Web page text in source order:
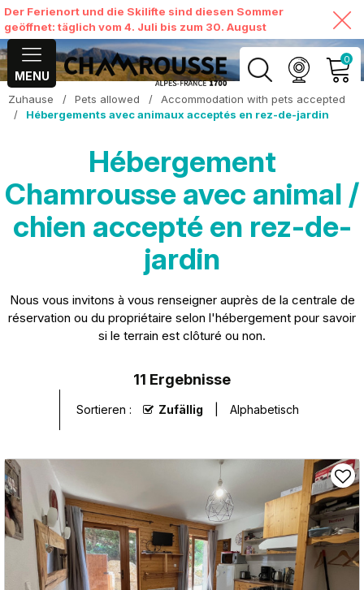
Der Ferienort und die Skilifte sind diesen Sommer
geöffnet: täglich vom 4. Juli bis zum 30. August
MENU
0
MEIN KONTO
ANSEHEN
Zuhause / Pets allowed /
Accommodation with pets accepted
/
Hébergements avec animaux acceptés en rez-de-jardin
Hébergement
Chamrousse avec animal /
chien accepté en rez-de-
jardin
Nous vous invitons à vous renseigner auprès de la centrale de
réservation ou du propriétaire selon l'hébergement pour savoir
si le terrain est clôturé ou non.
11 Ergebnisse
Sortieren : Zufällig Alphabetisch